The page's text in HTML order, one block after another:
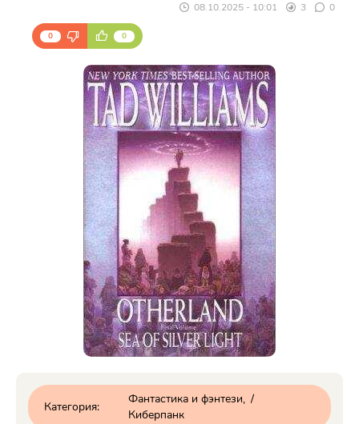
08.10.2025 - 10:01 3 0
0 0
Категория:
Фантастика и фэнтези /
Киберпанк